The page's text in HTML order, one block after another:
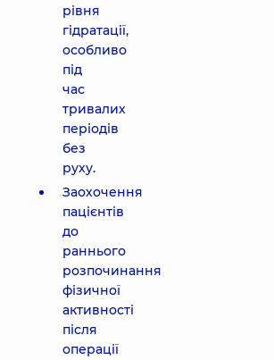
рівня
гідратації,
особливо
під
час
тривалих
періодів
без
руху.
Заохочення
пацієнтів
до
раннього
розпочинання
фізичної
активності
після
операції